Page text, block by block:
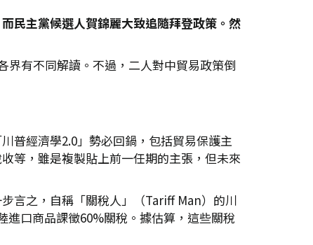
民主黨候選人賀錦麗大致追隨拜登政策。然
界有不同解讀。不過，二人對中貿易政策倒
普經濟學2.0」勢必回鍋，包括貿易保護主
等，雖是複製貼上前一任期的主張，但未來
言之，自稱「關稅人」（Tariff Man）的川
口商品課徵60%關稅。據估算，這些關稅